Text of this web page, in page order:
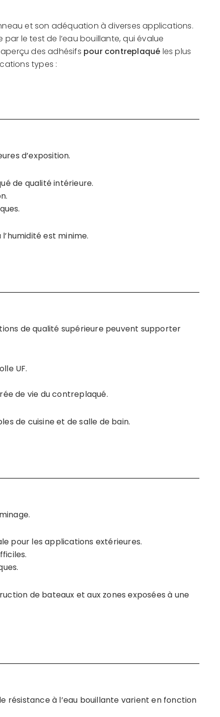
et son adéquation à diverses applications.
le test de l’eau bouillante, qui évalue
des adhésifs pour contreplaqué les plus
types :
d’exposition.
de qualité intérieure.
est minime.
de qualité supérieure peuvent supporter
UF.
de vie du contreplaqué.
de cuisine et de salle de bain.
pour les applications extérieures.
de bateaux et aux zones exposées à une
résistance à l’eau bouillante varient en fonction